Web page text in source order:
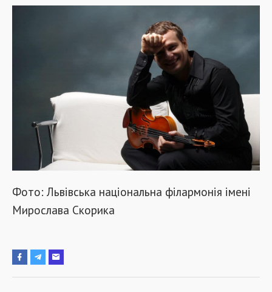
Фото: Львівська національна філармонія імені
Мирослава Скорика